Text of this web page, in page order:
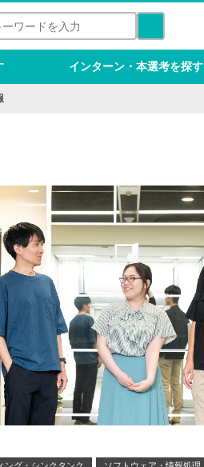
インターン・本選考を探す